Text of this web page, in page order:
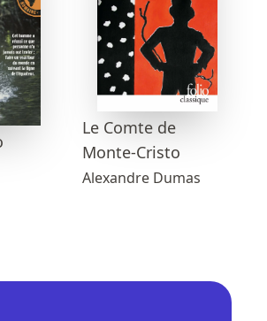
Le Comte de
Monte-Cristo
Alexandre Dumas